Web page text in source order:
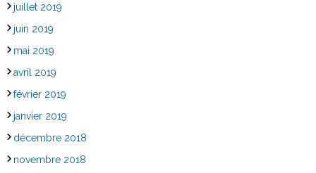
juillet 2019
juin 2019
mai 2019
avril 2019
février 2019
janvier 2019
décembre 2018
novembre 2018